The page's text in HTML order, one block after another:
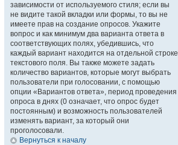
зависимости от используемого стиля; если вы
не видите такой вкладки или формы, то вы не
имеете прав на создание опросов. Укажите
вопрос и как минимум два варианта ответа в
соответствующих полях, убедившись, что
каждый вариант находится на отдельной строке
текстового поля. Вы также можете задать
количество вариантов, которые могут выбрать
пользователи при голосовании, с помощью
опции «Вариантов ответа», период проведения
опроса в днях (0 означает, что опрос будет
постоянным) и возможность пользователей
изменять вариант, за который они
проголосовали.
Вернуться к началу